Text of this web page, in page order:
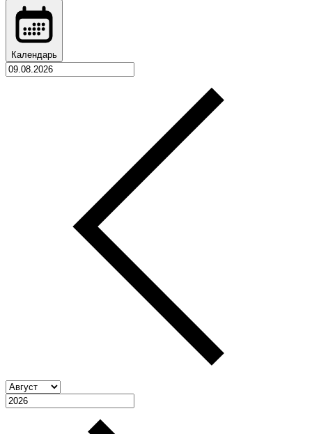
Календарь